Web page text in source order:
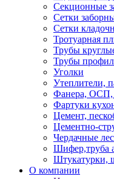
Секционные
Сетки
Сетки
Тротуарная
Трубы
Трубы
Уголки
Утеплители,
Фанера, ОСП,
Фартуки
Цемент,
Цементно-
Чердачные
Шифер,труба
Штукатурки,
О компании